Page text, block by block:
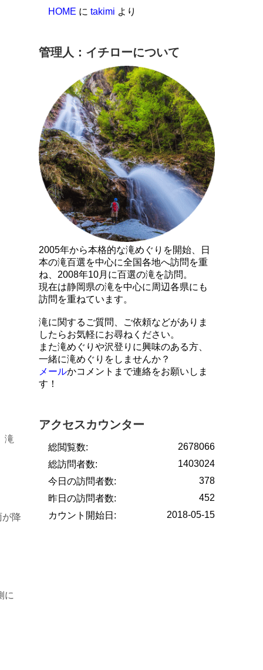
滝
降
に
HOME に takimi より
管理人：イチローについて
2005年から本格的な滝めぐりを開始、日
本の滝百選を中心に全国各地へ訪問を重
ね、2008年10月に百選の滝を訪問。
現在は静岡県の滝を中心に周辺各県にも
訪問を重ねています。
滝に関するご質問、ご依頼などがありま
したらお気軽にお尋ねください。
また滝めぐりや沢登りに興味のある方、
一緒に滝めぐりをしませんか？
メールかコメントまで連絡をお願いしま
す！
アクセスカウンター
2678066
総閲覧数:
1403024
総訪問者数:
378
今日の訪問者数:
452
昨日の訪問者数:
2018-05-15
カウント開始日: